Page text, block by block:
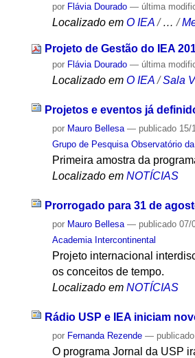
por Flávia Dourado — última
Localizado em O IEA /…/
Projeto de Gestão do IEA
por Flávia Dourado — última
Localizado em O IEA /Sala
Projetos e eventos já
por Mauro Bellesa — publicado 15/
Grupo de Pesquisa Observatório
Primeira amostra da
Localizado em NOTÍCIAS
Prorrogado para 31 de
por Mauro Bellesa — publicado 07/
Academia Intercontinental
Projeto internacional
os conceitos de tempo.
Localizado em NOTÍCIAS
Rádio USP e IEA iniciam
por Fernanda Rezende — publicado
O programa Jornal da USP